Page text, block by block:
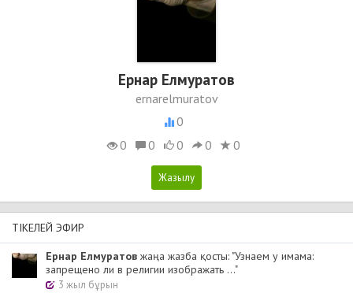
Ернар Елмуратов
ernarelmuratov
0
0
0 0 0 0
ТІКЕЛЕЙ ЭФИР
Ернар Елмуратов жаңа жазба қосты: "Узнаем у имама:
запрещено ли в религии изображать ..."
3 жыл бұрын